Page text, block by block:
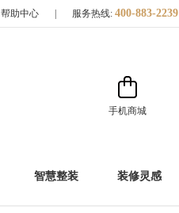
帮助中心 服务热线: 400-883-2239
手机商城
智慧整装 装修灵感